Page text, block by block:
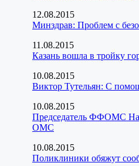
12.08.2015
Минздрав: Проблем с
11.08.2015
Казань вошла в тройку
10.08.2015
Виктор Тутельян: С
10.08.2015
Председатель ФФОМС
ОМС
10.08.2015
Поликлиники обяжут